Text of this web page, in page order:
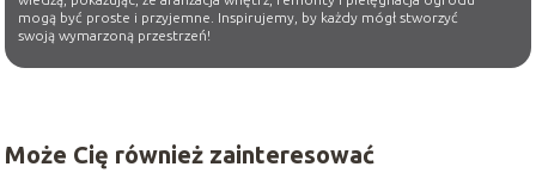
mogą być proste i przyjemne. Inspirujemy, by każdy mógł stworzyć
swoją wymarzoną przestrzeń!
Może Cię również zainteresować